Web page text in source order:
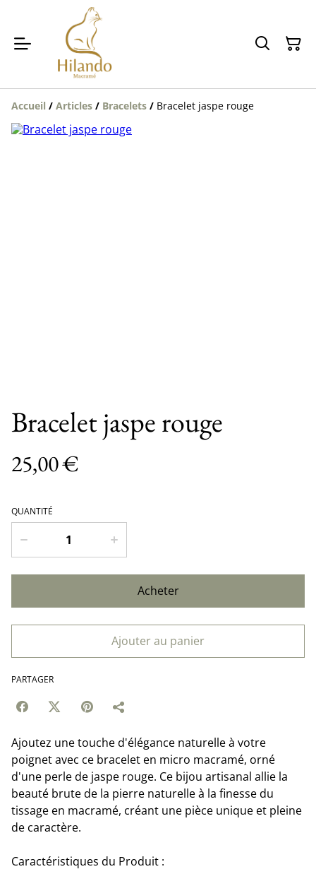
Accueil / Articles / Bracelets / Bracelet jaspe rouge
Bracelet jaspe rouge
25,00 €
QUANTITÉ
Acheter
Ajouter au panier
PARTAGER
Ajoutez une touche d'élégance naturelle à votre
poignet avec ce bracelet en micro macramé, orné
d'une perle de jaspe rouge. Ce bijou artisanal allie la
beauté brute de la pierre naturelle à la finesse du
tissage en macramé, créant une pièce unique et pleine
de caractère.
Caractéristiques du Produit :